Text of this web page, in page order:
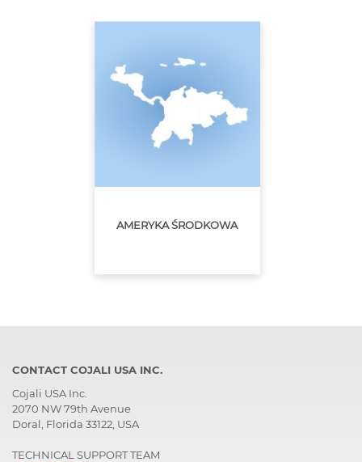
AMERYKA ŚRODKOWA
CONTACT COJALI USA INC.
Cojali USA Inc.
2070 NW 79th Avenue
Doral, Florida 33122, USA
TECHNICAL SUPPORT TEAM